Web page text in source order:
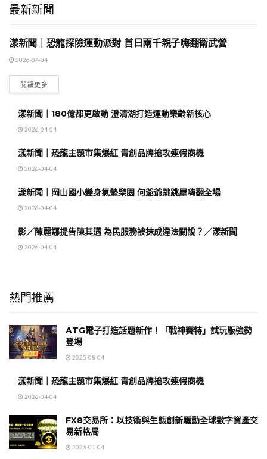
最新新聞
地方時事
漾新聞｜恐龍探險運動派對 首日兩千親子嗨翻衛武營
2026-04-04
閱讀更多
漾新聞｜180億都更啟動 澄清湖打造運動樂齡新核心
2026-04-04
漾新聞｜恐龍主題市集爆紅 青創品牌搶攻連假商機
2026-04-04
漾新聞｜岡山國小變身氣墊樂園 何爺爺跳跳屋嗨翻全場
2026-04-04
影／陳麗娜提告陳其邁 為民服務被抹成違法關說？／漾新聞
2026-04-04
熱門推薦
ATG電子打造話題新作！「戰神賽特」試玩版強勢
登場
2025-08-04
漾新聞｜恐龍主題市集爆紅 青創品牌搶攻連假商機
2026-04-04
FX8交易所：以技術與生態創新驅動全球數字資產交
易新格局
2026-01-04